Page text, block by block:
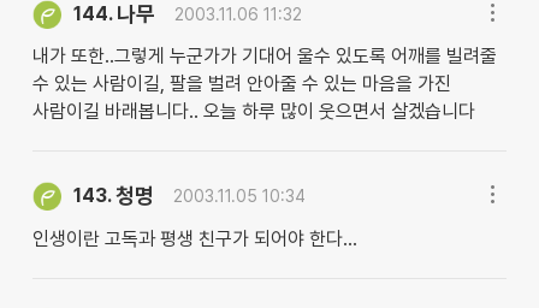
144. 나무 2003.11.06 11:32
내가 또한..그렇게 누군가가 기대어 울수 있도록 어깨를 빌려줄
수 있는 사람이길, 팔을 벌려 안아줄 수 있는 마음을 가진
사람이길 바래봅니다.. 오늘 하루 많이 웃으면서 살겠습니다
143.청명 2003.11.05 10:34
인생이란 고독과 평생 친구가 되어야 한다...